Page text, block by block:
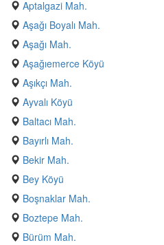
Aptalgazi Mah.
Aşağı Boyalı Mah.
Aşağı Mah.
Aşağıemerce Köyü
Aşıkçı Mah.
Ayvalı Köyü
Baltacı Mah.
Bayırlı Mah.
Bekir Mah.
Bey Köyü
Boşnaklar Mah.
Boztepe Mah.
Bürüm Mah.